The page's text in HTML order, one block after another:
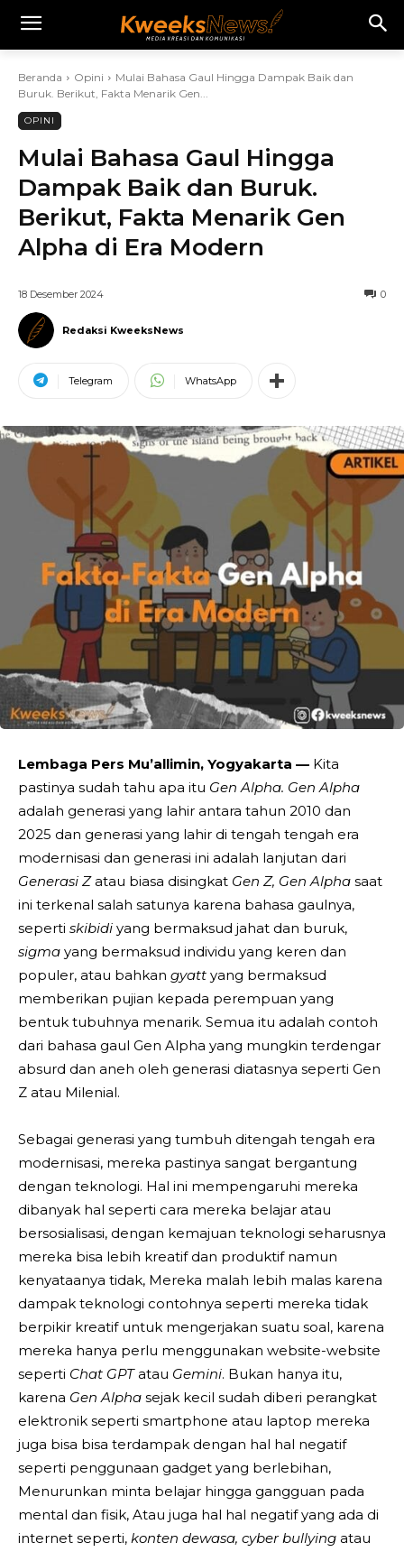
Beranda Opini
Mulai Bahasa Gaul Hingga Dampak Baik dan
Buruk. Berikut, Fakta Menarik Gen...
OPINI
Mulai Bahasa Gaul Hingga
Dampak Baik dan Buruk.
Berikut, Fakta Menarik Gen
Alpha di Era Modern
0
18 Desember 2024
Redaksi KweeksNews
Telegram WhatsApp
Lembaga Pers Mu’allimin, Yogyakarta — Kita
pastinya sudah tahu apa itu Gen Alpha. Gen Alpha
adalah generasi yang lahir antara tahun 2010 dan
2025 dan generasi yang lahir di tengah tengah era
modernisasi dan generasi ini adalah lanjutan dari
Generasi Zatau biasa disingkat Gen Z, Gen Alpha saat
ini terkenal salah satunya karena bahasa gaulnya,
seperti skibidi yang bermaksud jahat dan buruk,
sigma yang bermaksud individu yang keren dan
populer, atau bahkan gyatt yang bermaksud
memberikan pujian kepada perempuan yang
bentuk tubuhnya menarik. Semua itu adalah contoh
dari bahasa gaul Gen Alpha yang mungkin terdengar
absurd dan aneh oleh generasi diatasnya seperti Gen
Z atau Milenial.
Sebagai generasi yang tumbuh ditengah tengah era
modernisasi, mereka pastinya sangat bergantung
dengan teknologi. Hal ini mempengaruhi mereka
dibanyak hal seperti cara mereka belajar atau
bersosialisasi, dengan kemajuan teknologi seharusnya
mereka bisa lebih kreatif dan produktif namun
kenyataanya tidak, Mereka malah lebih malas karena
dampak teknologi contohnya seperti mereka tidak
berpikir kreatif untuk mengerjakan suatu soal, karena
mereka hanya perlu menggunakan website-website
seperti Chat GPTatau Gemini. Bukan hanya itu,
karena Gen Alpha sejak kecil sudah diberi perangkat
elektronik seperti smartphone atau laptop mereka
juga bisa bisa terdampak dengan hal hal negatif
seperti penggunaan gadget yang berlebihan,
Menurunkan minta belajar hingga gangguan pada
mental dan fisik, Atau juga hal hal negatif yang ada di
internet seperti, konten dewasa, cyber bullying atau